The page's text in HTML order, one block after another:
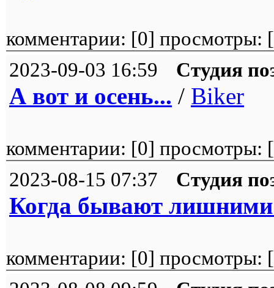
комментарии: [0] просмотры: [
2023-09-03 16:59
Студия
А вот и осень... / Biker
комментарии: [0] просмотры: [
2023-08-15 07:37
Студия
Когда бывают лишними
комментарии: [0] просмотры: [